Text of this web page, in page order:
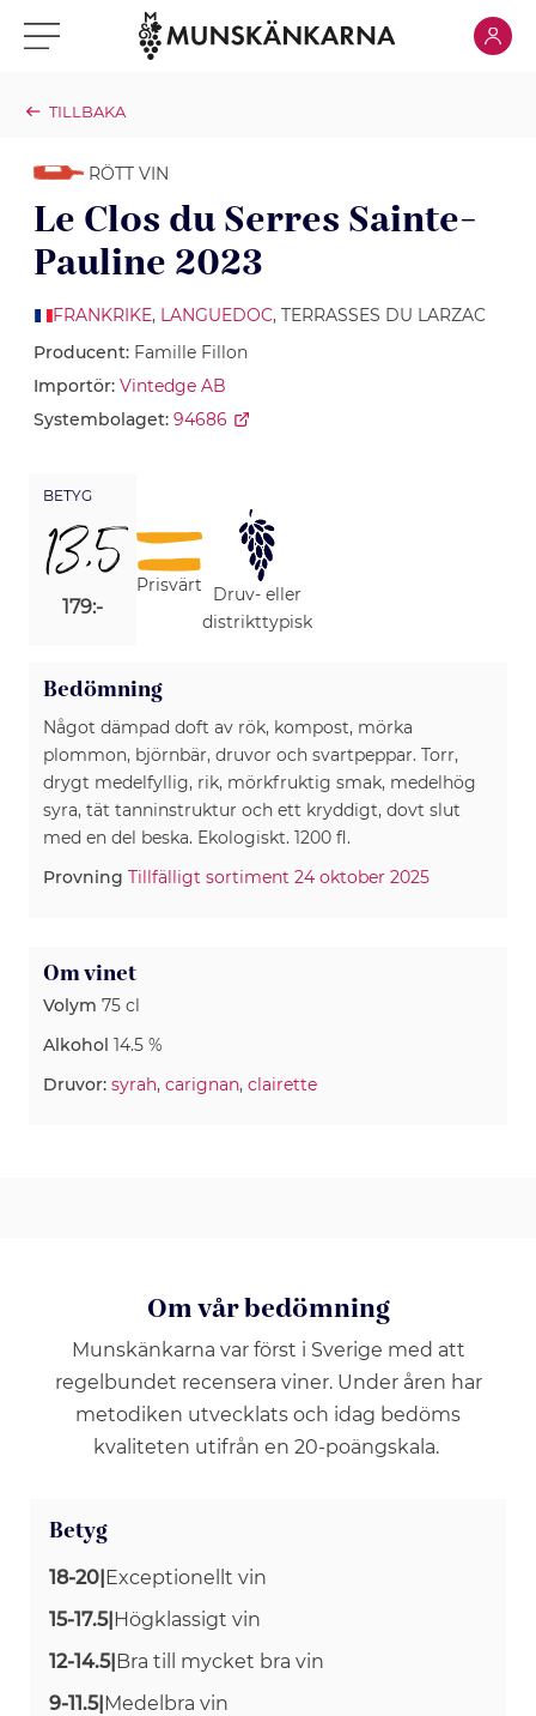
Klicka för meny Klicka
TILLBAKA
RÖTT VIN
Le Clos du Serres Sainte-
Pauline 2023
FRANKRIKE, LANGUEDOC, TERRASSES DU LARZAC
Producent: Famille Fillon
Importör: Vintedge AB
Systembolaget: 94686
BETYG
13,5
179:-
Prisvärt
Druv- eller
distrikttypisk
Bedömning
Något dämpad doft av rök, kompost, mörka
plommon, björnbär, druvor och svartpeppar. Torr,
drygt medelfyllig, rik, mörkfruktig smak, medelhög
syra, tät tanninstruktur och ett kryddigt, dovt slut
med en del beska. Ekologiskt. 1200 fl.
Provning Tillfälligt sortiment 24 oktober 2025
Om vinet
Volym 75 cl
Alkohol 14.5 %
Druvor: syrah, carignan, clairette
Om vår bedömning
Munskänkarna var först i Sverige med att
regelbundet recensera viner. Under åren har
metodiken utvecklats och idag bedöms
kvaliteten utifrån en 20-poängskala.
Betyg
18-20|Exceptionellt vin
15-17.5|Högklassigt vin
12-14.5|Bra till mycket bra vin
9-11.5|Medelbra vin